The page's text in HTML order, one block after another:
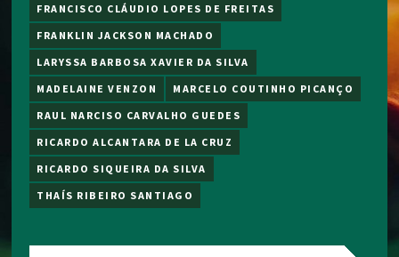
FRANCISCO CLÁUDIO LOPES DE FREITAS
FRANKLIN JACKSON MACHADO
LARYSSA BARBOSA XAVIER DA SILVA
MADELAINE VENZON
MARCELO COUTINHO PICANÇO
RAUL NARCISO CARVALHO GUEDES
RICARDO ALCANTARA DE LA CRUZ
RICARDO SIQUEIRA DA SILVA
THAÍS RIBEIRO SANTIAGO